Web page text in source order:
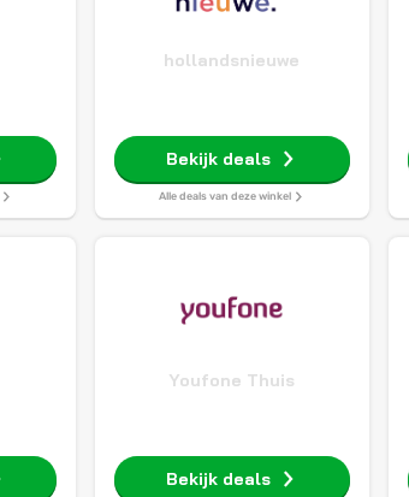
hollandsnieuwe
Bekijk deals
Alle deals van deze winkel
Youfone Thuis
Bekijk deals